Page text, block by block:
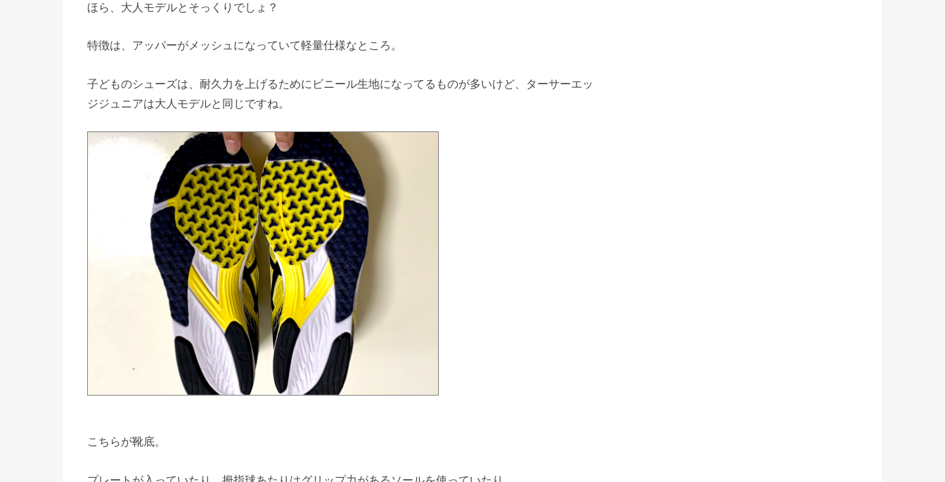
ほら、大人モデルとそっくりでしょ？
特徴は、アッパーがメッシュになっていて軽量仕様なところ。
子どものシューズは、耐久力を上げるためにビニール生地になってるものが多いけど、ターサーエッ
ジジュニアは大人モデルと同じですね。
こちらが靴底。